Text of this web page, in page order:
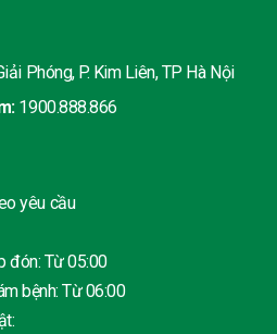
Phóng, P. Kim Liên, TP Hà Nội
1900.888.866
yêu cầu
Từ 05:00
Từ 06:00